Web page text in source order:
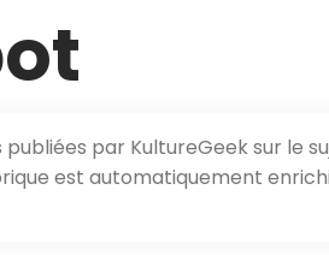
par KultureGeek sur le
est automatiquement